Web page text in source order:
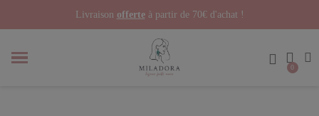
Livraison offerte à partir de 70€ d'achat !